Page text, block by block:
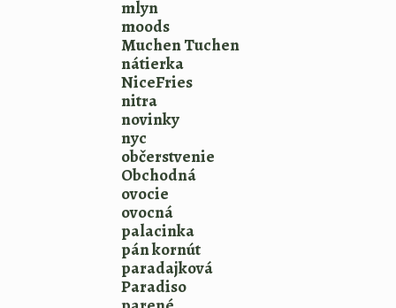
mlyn
moods
Muchen Tuchen
nátierka
NiceFries
nitra
novinky
nyc
občerstvenie
Obchodná
ovocie
ovocná
palacinka
pán kornút
paradajková
Paradiso